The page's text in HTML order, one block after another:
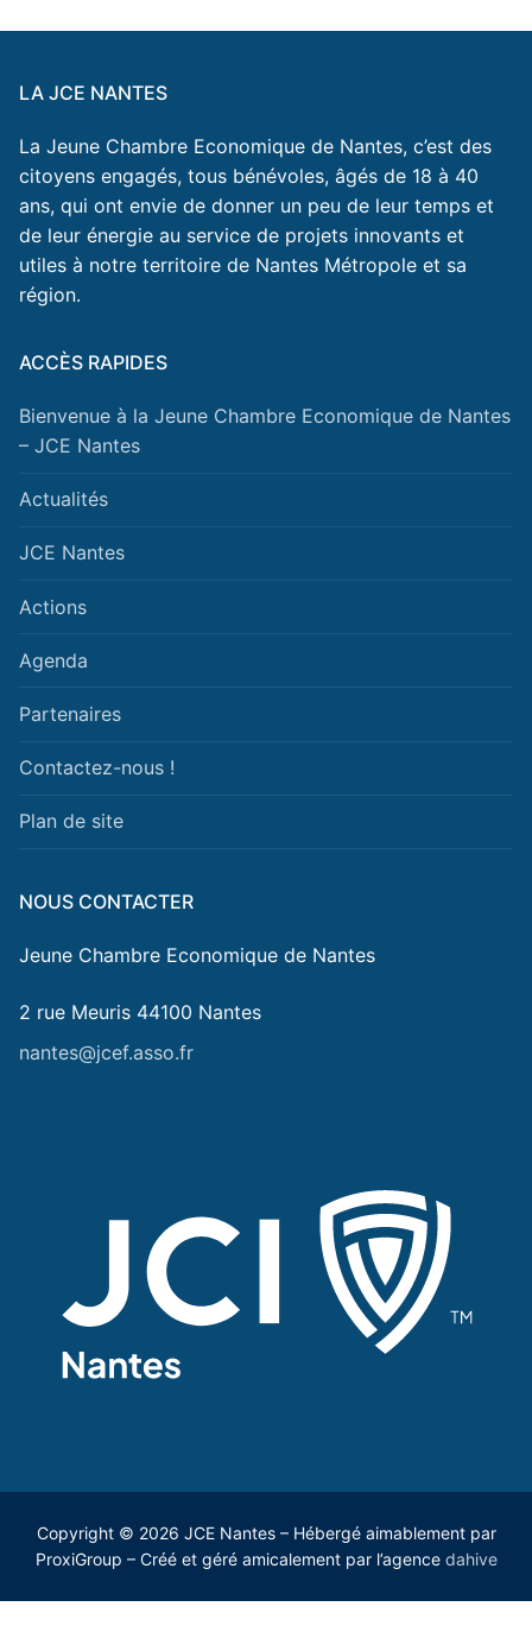
LA JCE NANTES
La Jeune Chambre Economique de Nantes, c’est des
citoyens engagés, tous bénévoles, âgés de 18 à 40
ans, qui ont envie de donner un peu de leur temps et
de leur énergie au service de projets innovants et
utiles à notre territoire de Nantes Métropole et sa
région.
ACCÈS RAPIDES
Bienvenue à la Jeune Chambre Economique de Nantes
– JCE Nantes
Actualités
JCE Nantes
Actions
Agenda
Partenaires
Contactez-nous !
Plan de site
NOUS CONTACTER
Jeune Chambre Economique de Nantes
2 rue Meuris 44100 Nantes
nantes@jcef.asso.fr
Copyright © 2026 JCE Nantes – Hébergé aimablement par
ProxiGroup – Créé et géré amicalement par l’agence dahive